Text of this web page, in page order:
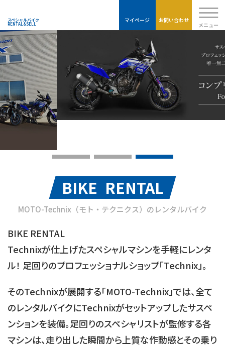
TECHNIX
スペシャルバイク
RENTAL&SELL
マイページ お問い合わせ
メニュー
BIKE RENTAL
MOTO-Technix（モト・テクニクス）のレンタルバイク
BIKE RENTAL
Technixが仕上げたスペシャルマシンを手軽にレンタ
ル！ 足回りのプロフェッショナルショップ「Technix」。
そのTechnixが展開する「MOTO-Technix」では、全て
のレンタルバイクにTechnixがセットアップしたサスペ
ンションを装備。足回りのスペシャリストが監修する各
マシンは、走り出した瞬間から上質な作動感とその乗り